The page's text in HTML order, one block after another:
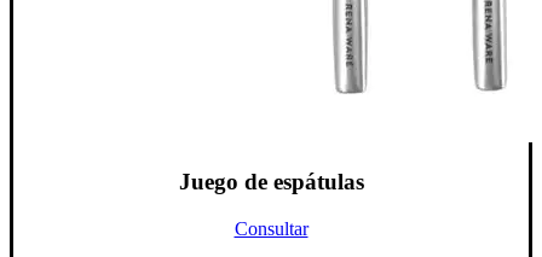
Juego de espátulas
Consultar